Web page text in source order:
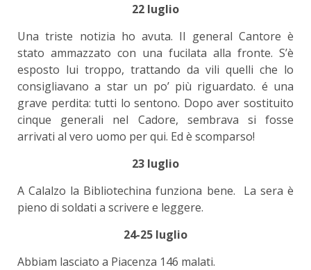
22 luglio
Una triste notizia ho avuta. Il general Cantore è
stato ammazzato con una fucilata alla fronte. S’è
esposto lui troppo, trattando da vili quelli che lo
consigliavano a star un po’ più riguardato. é una
grave perdita: tutti lo sentono. Dopo aver sostituito
cinque generali nel Cadore, sembrava si fosse
arrivati al vero uomo per qui. Ed è scomparso!
23 luglio
A Calalzo la Bibliotechina funziona bene. La sera è
pieno di soldati a scrivere e leggere.
24-25 luglio
Abbiam lasciato a Piacenza 146 malati.